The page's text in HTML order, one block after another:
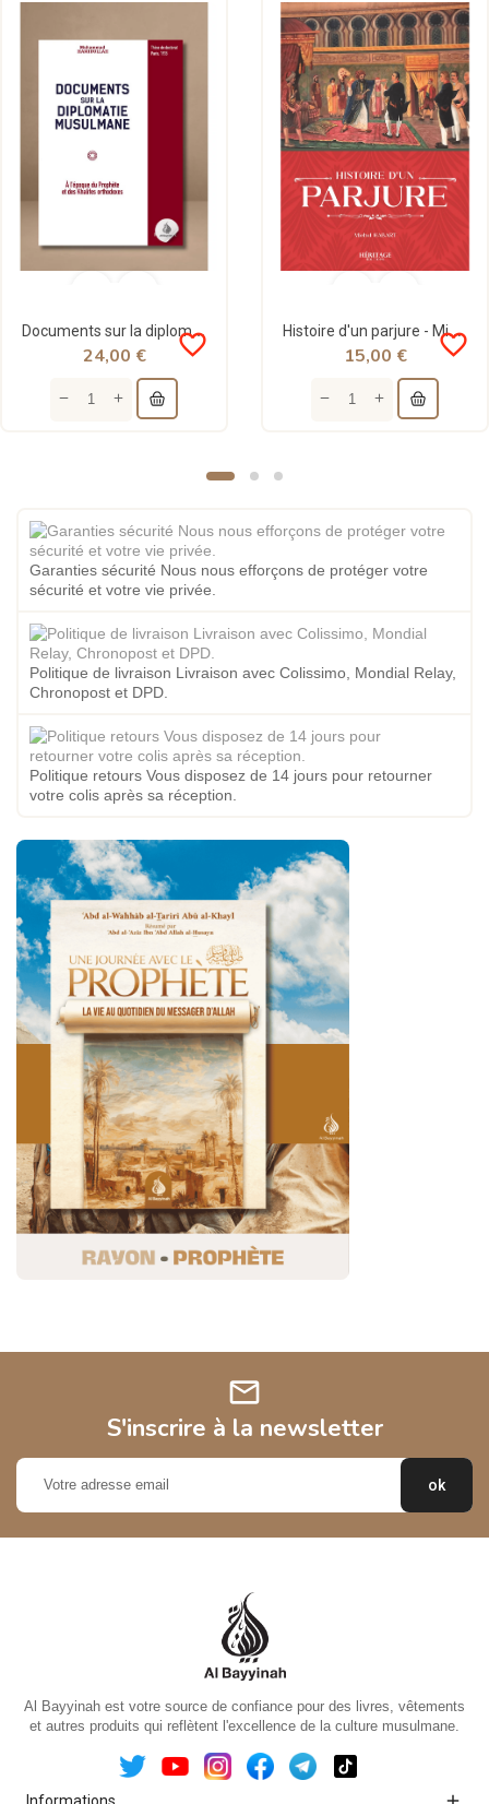
Documents sur la diplomatie musulmane - Muhammad Hamidullah - Héritage
favorite_border
24,00 €
Histoire d'un parjure - Michel Habart - Héritage
favorite_border
15,00 €
Garanties sécurité Nous nous efforçons de protéger votre
sécurité et votre vie privée.
Politique de livraison Livraison avec Colissimo, Mondial Relay,
Chronopost et DPD.
Politique retours Vous disposez de 14 jours pour retourner
votre colis après sa réception.
mail
S'inscrire à la newsletter
Al Bayyinah est votre source de confiance pour des livres, vêtements
et autres produits qui reflètent l'excellence de la culture musulmane.
Informations